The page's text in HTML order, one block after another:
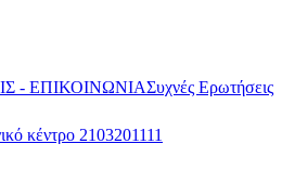
- ΕΠΙΚΟΙΝΩΝΙΑΣυχνές Ερωτήσεις
κέντρο 2103201111